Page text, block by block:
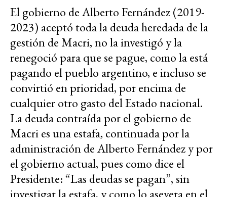
El gobierno de Alberto Fernández (2019-
2023) aceptó toda la deuda heredada de la
gestión de Macri, no la investigó y la
renegoció para que se pague, como la está
pagando el pueblo argentino, e incluso se
convirtió en prioridad, por encima de
cualquier otro gasto del Estado nacional.
La deuda contraída por el gobierno de
Macri es una estafa, continuada por la
administración de Alberto Fernández y por
el gobierno actual, pues como dice el
Presidente: “Las deudas se pagan”, sin
investigar la estafa, y como lo asevera en el